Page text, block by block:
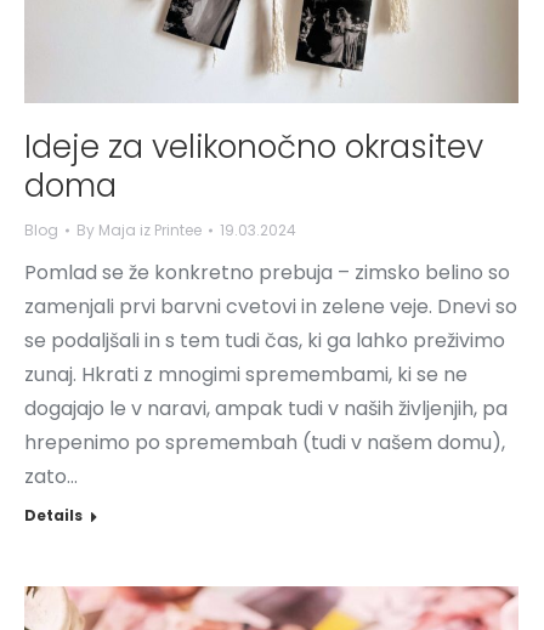
Ideje za velikonočno okrasitev
doma
Blog By Maja iz Printee 19.03.2024
Pomlad se že konkretno prebuja – zimsko belino so
zamenjali prvi barvni cvetovi in zelene veje. Dnevi so
se podaljšali in s tem tudi čas, ki ga lahko preživimo
zunaj. Hkrati z mnogimi spremembami, ki se ne
dogajajo le v naravi, ampak tudi v naših življenjih, pa
hrepenimo po spremembah (tudi v našem domu),
zato…
Details